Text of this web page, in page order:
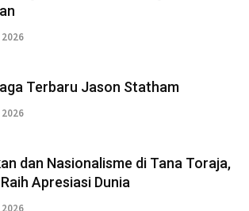
Terbaru Jason Statham
dan Nasionalisme di Tana Toraja,
Apresiasi Dunia